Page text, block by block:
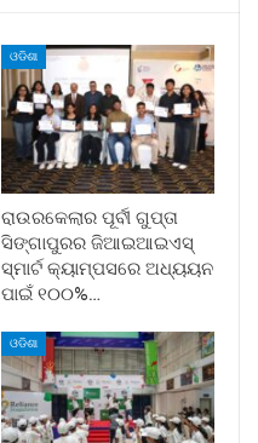
ଓଡିଶା
ରାଉରକେଲାର ପୂର୍ବୀ ଗୁପ୍ତା
ସିଙ୍ଗାପୁରର ଜିଆଇଆଇଏସ୍
ସ୍ମାର୍ଟ କ୍ୟାମ୍ପସରେ ଅଧ୍ୟୟନ
ପାଇଁ ୧୦୦%…
ଓଡିଶା